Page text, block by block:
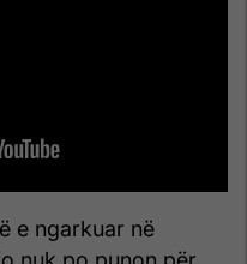
e ngarkuar në